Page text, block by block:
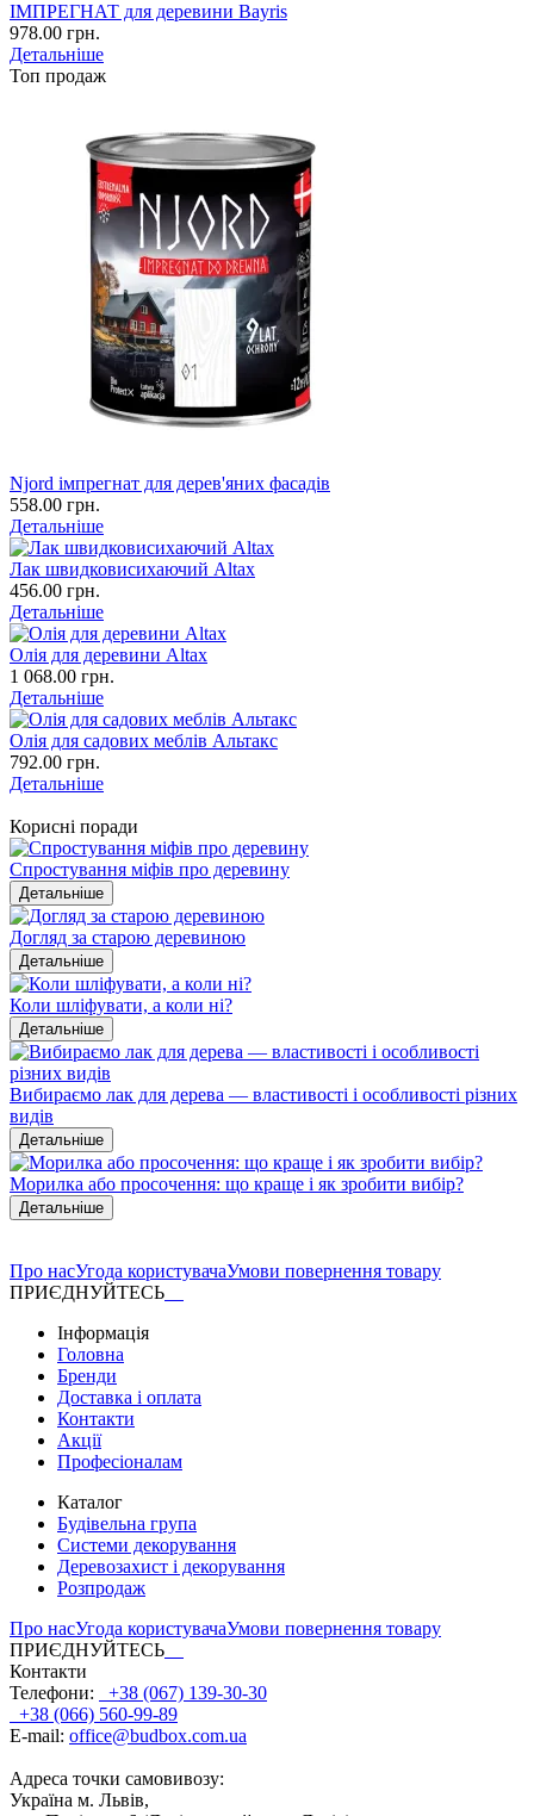
ІМПРЕГНАТ для деревини Bayris
978.00 грн.
Детальніше
Топ продаж
Njord імпрегнат для дерев'яних фасадів
558.00 грн.
Детальніше
Лак швидковисихаючий Altax
456.00 грн.
Детальніше
Олія для деревини Altax
1 068.00 грн.
Детальніше
Олія для садових меблів Альтакс
792.00 грн.
Детальніше
Корисні поради
Спростування міфів про деревину
Детальніше
Догляд за старою деревиною
Детальніше
Коли шліфувати, а коли ні?
Детальніше
Вибираємо лак для дерева — властивості і особливості різних
видів
Детальніше
Морилка або просочення: що краще і як зробити вибір?
Детальніше
Про насУгода користувачаУмови повернення товару
ПРИЄДНУЙТЕСЬ
Інформація
Головна
Бренди
Доставка і оплата
Контакти
Акції
Професіоналам
Каталог
Будівельна група
Системи декорування
Деревозахист і декорування
Розпродаж
Про насУгода користувачаУмови повернення товару
ПРИЄДНУЙТЕСЬ
Контакти
Телефони:
+38 (067) 139-30-30
+38 (066) 560-99-89
E-mail: office@budbox.com.ua
Адреса точки самовивозу:
Україна м. Львів,